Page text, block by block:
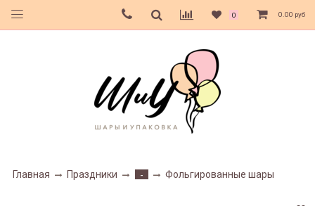
0 0.00 руб
Главная Праздники - Фольгированные шары